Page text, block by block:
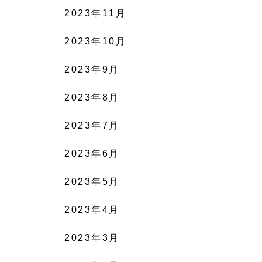
2023年11月
2023年10月
2023年9月
2023年8月
2023年7月
2023年6月
2023年5月
2023年4月
2023年3月